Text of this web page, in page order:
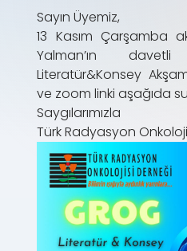
Sayın Üyemiz,
13 Kasım Çarşamba
Yalman’ın
Literatür&Konsey
ve zoom linki aşağıda
Saygılarımızla
Türk Radyasyon